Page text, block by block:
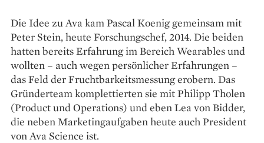
Die Idee zu Ava kam Pascal Koenig gemeinsam mit
Peter Stein, heute Forschungschef, 2014. Die beiden
hatten bereits ­Erfahrung im Bereich Wearables und
wollten – auch wegen persönlicher Erfahrungen –
das Feld der Fruchtbarkeitsmessung erobern. Das
Gründerteam komplettierten sie mit Philipp Tholen
(Product und Operations) und eben Lea von Bidder,
die neben Marketingaufgaben heute auch President
von Ava Science ist.